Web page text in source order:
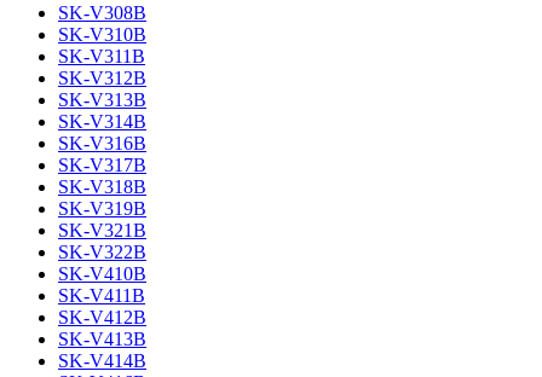
SK-V308B
SK-V310B
SK-V311B
SK-V312B
SK-V313B
SK-V314B
SK-V316B
SK-V317B
SK-V318B
SK-V319B
SK-V321B
SK-V322B
SK-V410B
SK-V411B
SK-V412B
SK-V413B
SK-V414B